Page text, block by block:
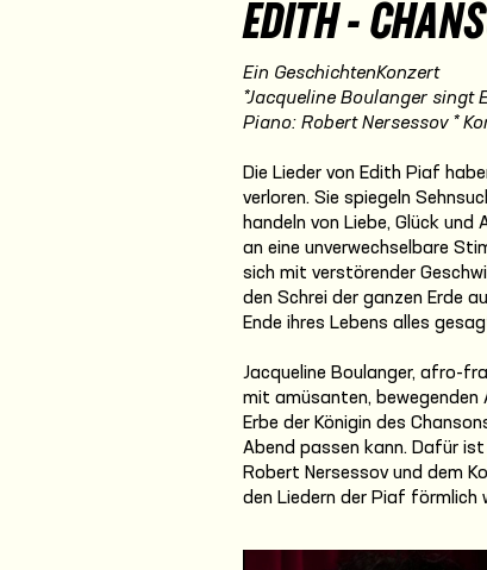
EDITH -
Ein GeschichtenKonzert
*Jacqueline Boulanger singt
Piano: Robert Nersessov *
Die Lieder von Edith Piaf
verloren. Sie spiegeln
handeln von Liebe, Glück und
an eine unverwechselbare
sich mit verstörender
den Schrei der ganzen Erde
Ende ihres Lebens alles
Jacqueline Boulanger, afro-
mit amüsanten, bewegenden
Erbe der Königin des
Abend passen kann. Dafür
Robert Nersessov und dem
den Liedern der Piaf förmlich